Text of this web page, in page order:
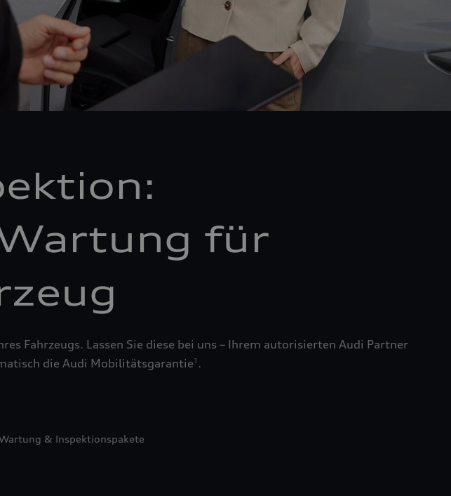
für
Fahrzeugs. Lassen Sie diese bei uns – Ihrem autorisierten Audi Partner
die Audi Mobilitätsgarantie1 .
& Inspektionspakete